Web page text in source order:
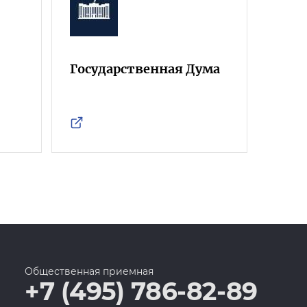
Государственная Дума
Общественная приемная
+7 (495) 786-82-89